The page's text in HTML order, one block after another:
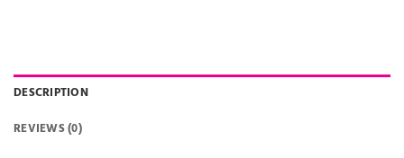
DESCRIPTION
REVIEWS (0)